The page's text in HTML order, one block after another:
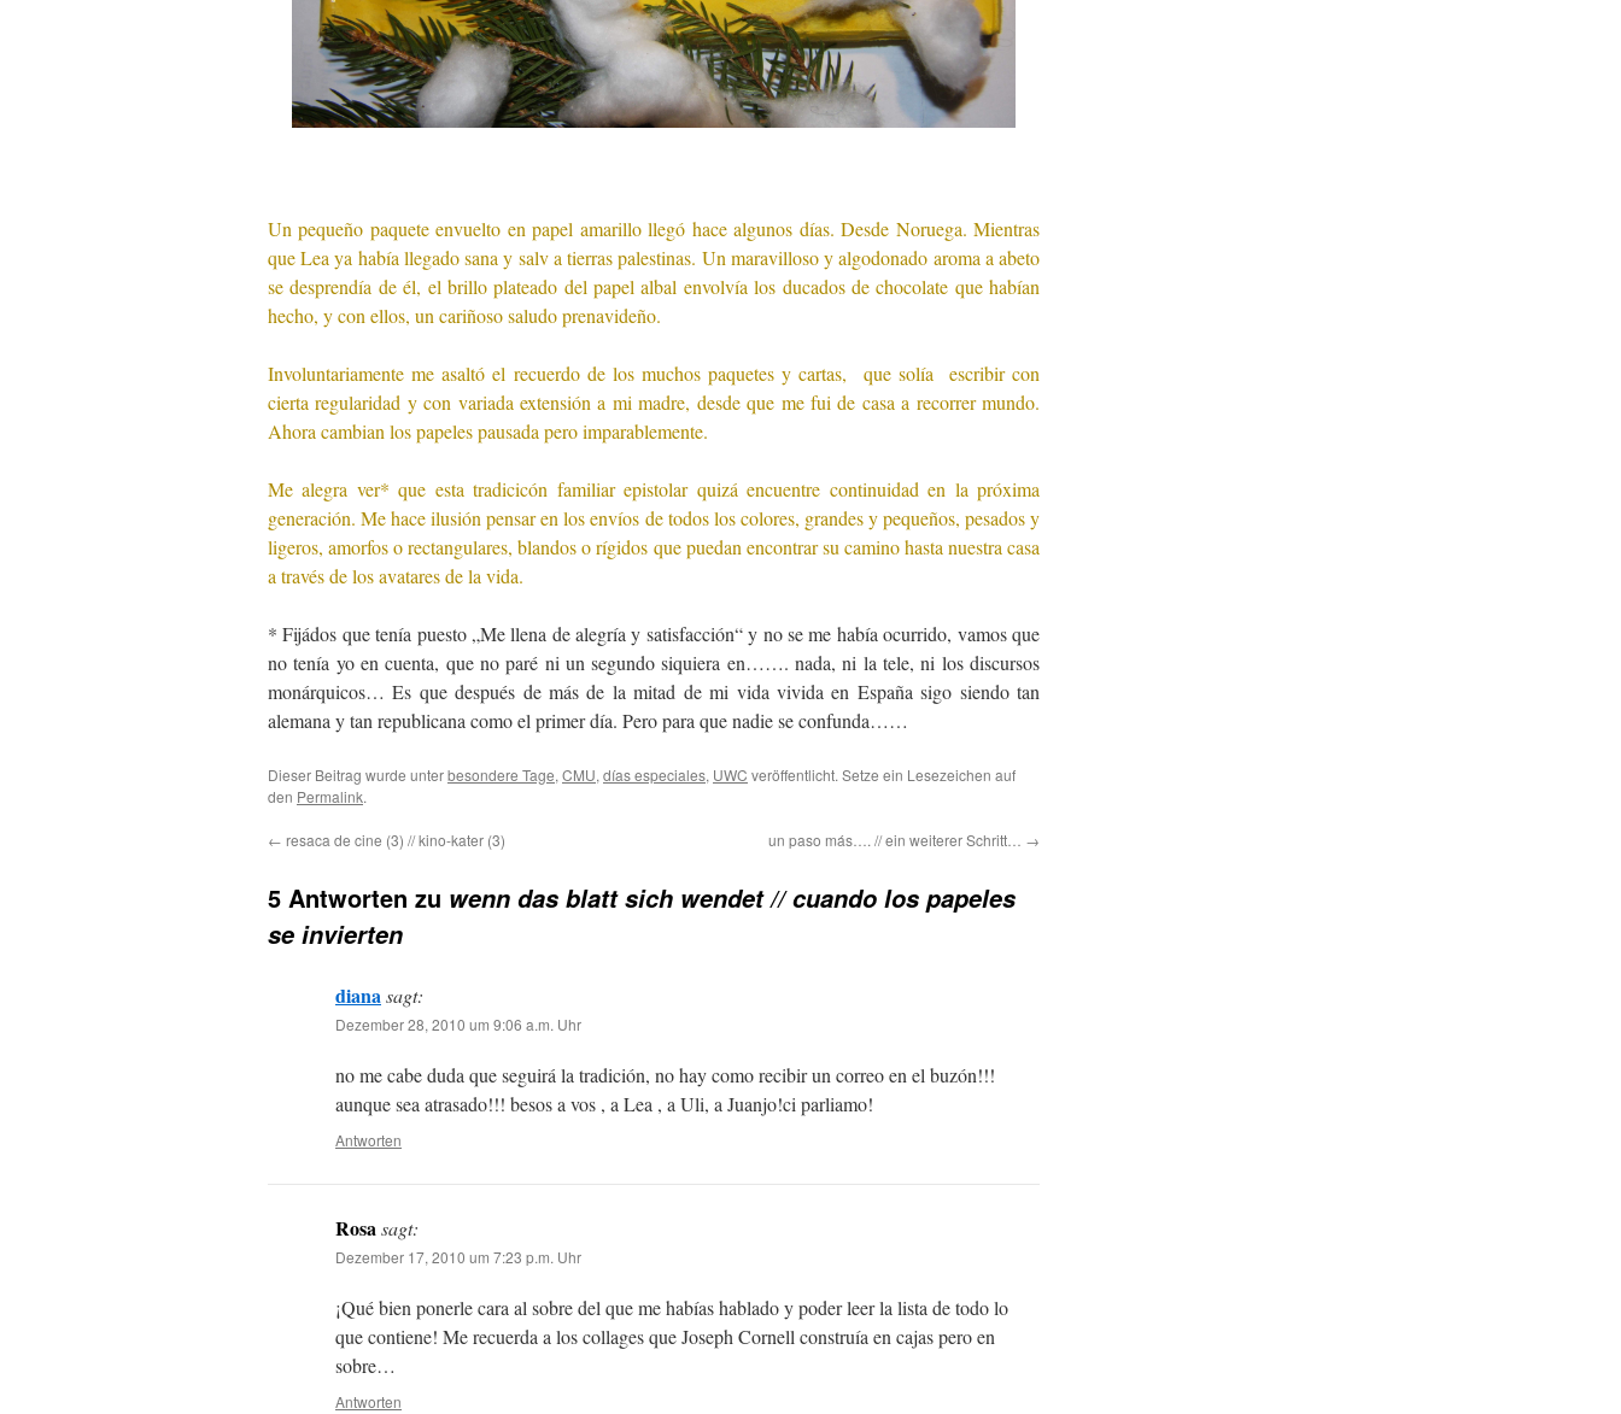
Un pequeño paquete envuelto en papel amarillo llegó hace algunos días. Desde Noruega. Mientras
que Lea ya había llegado sana y salv a tierras palestinas. Un maravilloso y algodonado aroma a abeto
se desprendía de él, el brillo plateado del papel albal envolvía los ducados de chocolate que habían
hecho, y con ellos, un cariñoso saludo prenavideño.
Involuntariamente me asaltó el recuerdo de los muchos paquetes y cartas, que solía escribir con
cierta regularidad y con variada extensión a mi madre, desde que me fui de casa a recorrer mundo.
Ahora cambian los papeles pausada pero imparablemente.
Me alegra ver* que esta tradicicón familiar epistolar quizá encuentre continuidad en la próxima
generación. Me hace ilusión pensar en los envíos de todos los colores, grandes y pequeños, pesados y
ligeros, amorfos o rectangulares, blandos o rígidos que puedan encontrar su camino hasta nuestra casa
a través de los avatares de la vida.
* Fijádos que tenía puesto „Me llena de alegría y satisfacción“ y no se me había ocurrido, vamos que
no tenía yo en cuenta, que no paré ni un segundo siquiera en……. nada, ni la tele, ni los discursos
monárquicos… Es que después de más de la mitad de mi vida vivida en España sigo siendo tan
alemana y tan republicana como el primer día. Pero para que nadie se confunda……
Dieser Beitrag wurde unterbesondere Tage, CMU, días especiales, UWC veröffentlicht. Setze ein Lesezeichen auf
den Permalink.
← resaca de cine (3) // kino-kater (3) un paso más…. // ein weiterer Schritt… →
5 Antworten zu wenn das blatt sich wendet // cuando los papeles
se invierten
dianasagt:
Dezember 28, 2010 um 9:06 a.m. Uhr
no me cabe duda que seguirá la tradición, no hay como recibir un correo en el buzón!!!
aunque sea atrasado!!! besos a vos , a Lea , a Uli, a Juanjo!ci parliamo!
Antworten
Rosasagt:
Dezember 17, 2010 um 7:23 p.m. Uhr
¡Qué bien ponerle cara al sobre del que me habías hablado y poder leer la lista de todo lo
que contiene! Me recuerda a los collages que Joseph Cornell construía en cajas pero en
sobre…
Antworten